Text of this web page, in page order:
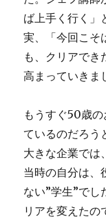
ば上手く行く」
実、「今回こそ
も、クリアでき
高まっていきま
もうすぐ50歳
ているのだろう
大きな企業では
当時の自分は、
ない”学生”でし
リアを変えたの